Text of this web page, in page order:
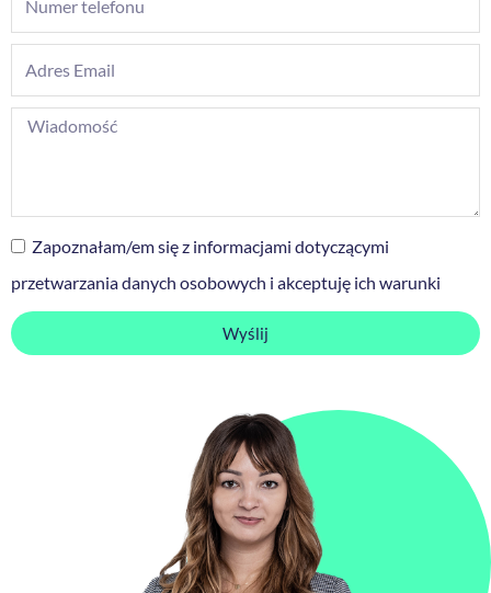
Zapoznałam/em się z informacjami dotyczącymi
przetwarzania danych osobowych i akceptuję ich warunki
Wyślij